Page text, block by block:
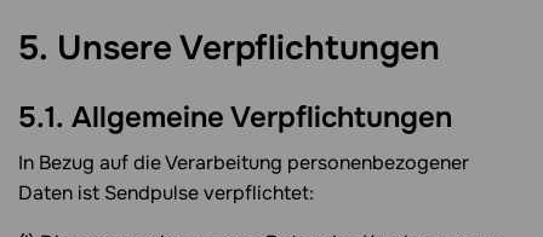
5. Unsere Verpflichtungen
5.1. Allgemeine Verpflichtungen
In Bezug auf die Verarbeitung personenbezogener
Daten ist Sendpulse verpflichtet: